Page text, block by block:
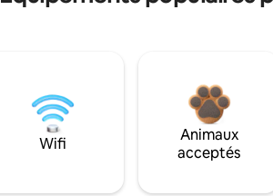
Wifi
Animaux
acceptés